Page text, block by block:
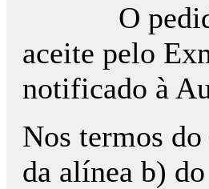
O pedido
aceite pelo
notificado à
Nos termos
da alínea b)